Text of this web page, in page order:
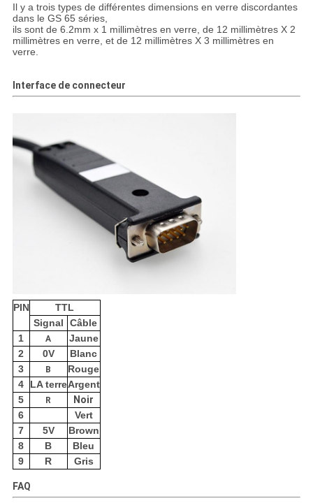
Il y a trois types de différentes dimensions en verre discordantes
dans le GS 65 séries,
ils sont de 6.2mm x 1 millimètres en verre, de 12 millimètres X 2
millimètres en verre, et de 12 millimètres X 3 millimètres en
verre.
Interface de connecteur
PIN
TTL
Signal
Câble
1
A
Jaune
2
0V
Blanc
3
B
Rouge
4
LA terreArgent
5
R
Noir
6
Vert
7
5V
Brown
8
B
Bleu
9
R Gris
FAQ